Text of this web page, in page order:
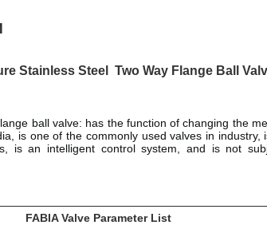
Stainless Steel Two Way Flange Ball
ball valve: has the function of changing the
is one of the commonly used valves in industry,
is an intelligent control system, and is not
FABIA Valve Parameter List